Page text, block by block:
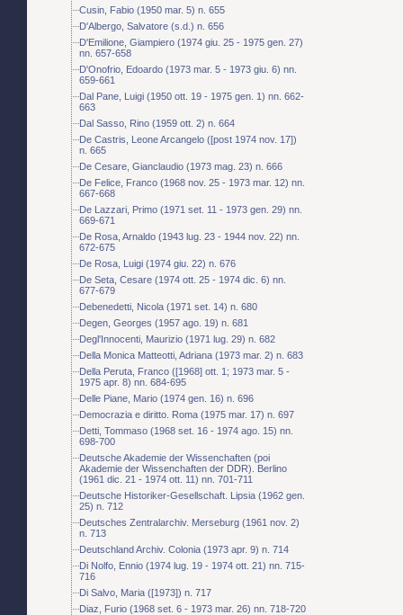
Cusin, Fabio (1950 mar. 5) n. 655
D'Albergo, Salvatore (s.d.) n. 656
D'Emilione, Giampiero (1974 giu. 25 - 1975 gen. 27)
nn. 657-658
D'Onofrio, Edoardo (1973 mar. 5 - 1973 giu. 6) nn.
659-661
Dal Pane, Luigi (1950 ott. 19 - 1975 gen. 1) nn. 662-
663
Dal Sasso, Rino (1959 ott. 2) n. 664
De Castris, Leone Arcangelo ([post 1974 nov. 17])
n. 665
De Cesare, Gianclaudio (1973 mag. 23) n. 666
De Felice, Franco (1968 nov. 25 - 1973 mar. 12) nn.
667-668
De Lazzari, Primo (1971 set. 11 - 1973 gen. 29) nn.
669-671
De Rosa, Arnaldo (1943 lug. 23 - 1944 nov. 22) nn.
672-675
De Rosa, Luigi (1974 giu. 22) n. 676
De Seta, Cesare (1974 ott. 25 - 1974 dic. 6) nn.
677-679
Debenedetti, Nicola (1971 set. 14) n. 680
Degen, Georges (1957 ago. 19) n. 681
Degl'Innocenti, Maurizio (1971 lug. 29) n. 682
Della Monica Matteotti, Adriana (1973 mar. 2) n. 683
Della Peruta, Franco ([1968] ott. 1; 1973 mar. 5 -
1975 apr. 8) nn. 684-695
Delle Piane, Mario (1974 gen. 16) n. 696
Democrazia e diritto. Roma (1975 mar. 17) n. 697
Detti, Tommaso (1968 set. 16 - 1974 ago. 15) nn.
698-700
Deutsche Akademie der Wissenchaften (poi
Akademie der Wissenchaften der DDR). Berlino
(1961 dic. 21 - 1974 ott. 11) nn. 701-711
Deutsche Historiker-Gesellschaft. Lipsia (1962 gen.
25) n. 712
Deutsches Zentralarchiv. Merseburg (1961 nov. 2)
n. 713
Deutschland Archiv. Colonia (1973 apr. 9) n. 714
Di Nolfo, Ennio (1974 lug. 19 - 1974 ott. 21) nn. 715-
716
Di Salvo, Maria ([1973]) n. 717
Diaz, Furio (1968 set. 6 - 1973 mar. 26) nn. 718-720